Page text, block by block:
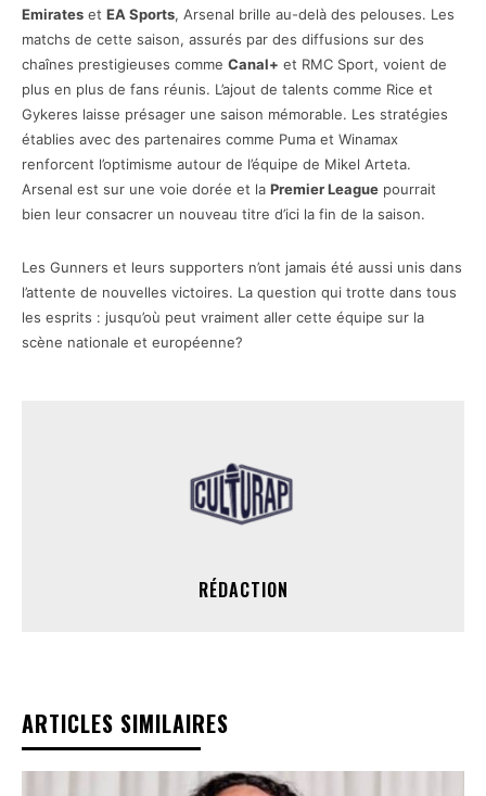
Emirates et EA Sports, Arsenal brille au-delà des pelouses. Les
matchs de cette saison, assurés par des diffusions sur des
chaînes prestigieuses comme Canal+ et RMC Sport, voient de
plus en plus de fans réunis. L’ajout de talents comme Rice et
Gykeres laisse présager une saison mémorable. Les stratégies
établies avec des partenaires comme Puma et Winamax
renforcent l’optimisme autour de l’équipe de Mikel Arteta.
Arsenal est sur une voie dorée et la Premier League pourrait
bien leur consacrer un nouveau titre d’ici la fin de la saison.
Les Gunners et leurs supporters n’ont jamais été aussi unis dans
l’attente de nouvelles victoires. La question qui trotte dans tous
les esprits : jusqu’où peut vraiment aller cette équipe sur la
scène nationale et européenne?
RÉDACTION
ARTICLES SIMILAIRES